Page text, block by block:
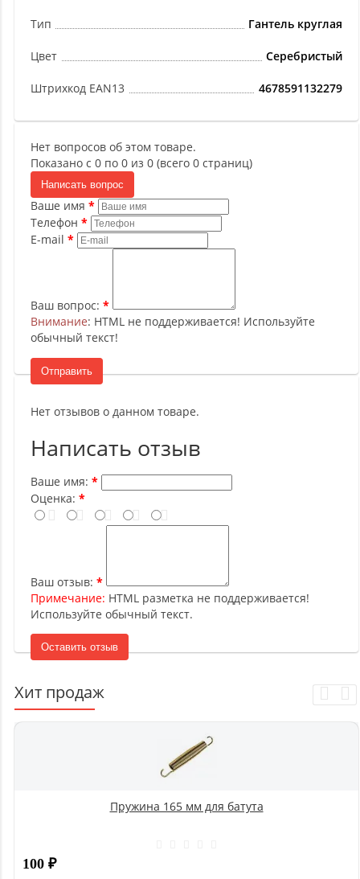
Тип Гантель круглая
Цвет Серебристый
Штрихкод EAN13 4678591132279
Нет вопросов об этом товаре.
Показано с 0 по 0 из 0 (всего 0 страниц)
Написать вопрос
Ваше имя
Телефон
E-mail
Ваш вопрос:
Внимание: HTML не поддерживается! Используйте
обычный текст!
Отправить
Нет отзывов о данном товаре.
Написать отзыв
Ваше имя:
Оценка:
Ваш отзыв:
Примечание: HTML разметка не поддерживается!
Используйте обычный текст.
Оставить отзыв
Хит продаж
Пружина 165 мм для батута
100 ₽